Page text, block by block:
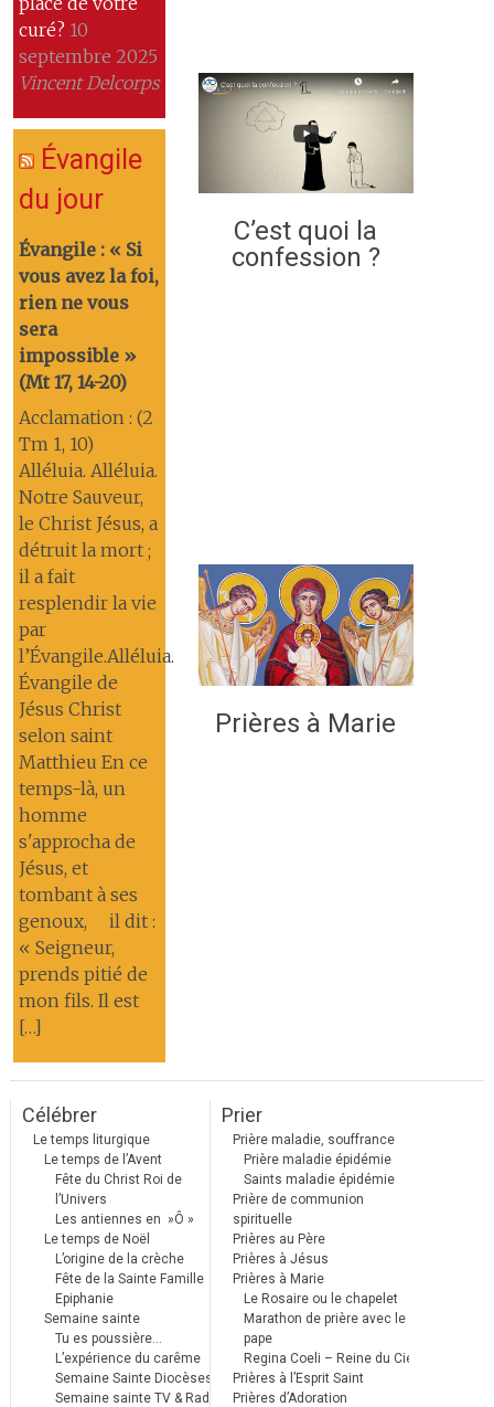
curé? 10
septembre 2025
Vincent Delcorps
Évangile
du jour
Évangile : « Si
vous avez la foi,
rien ne vous
sera
impossible »
(Mt 17, 14-20)
Acclamation : (2
Tm 1, 10)
Alléluia. Alléluia.
Notre Sauveur,
le Christ Jésus, a
détruit la mort ;
il a fait
resplendir la vie
par
l’Évangile.Alléluia.
Évangile de
Jésus Christ
selon saint
Matthieu En ce
temps-là, un
homme
s'approcha de
Jésus, et
tombant à ses
genoux, il dit :
« Seigneur,
prends pitié de
mon fils. Il est
[…]
C’est quoi la
confession ?
Prières à Marie
Célébrer
Le temps liturgique
Le temps de l’Avent
Fête du Christ Roi de
l’Univers
Les antiennes en »Ô »
Le temps de Noël
L’origine de la crèche
Fête de la Sainte Famille
Epiphanie
Semaine sainte
Tu es poussière…
L’expérience du carême
Semaine Sainte Diocèses
Semaine sainte TV & Radio
Prier
Prière maladie, souffrance
Prière maladie épidémie
Saints maladie épidémie
Prière de communion
spirituelle
Prières au Père
Prières à Jésus
Prières à Marie
Le Rosaire ou le chapelet
Marathon de prière avec le
pape
Regina Coeli – Reine du Ciel
Prières à l’Esprit Saint
Prières d’Adoration